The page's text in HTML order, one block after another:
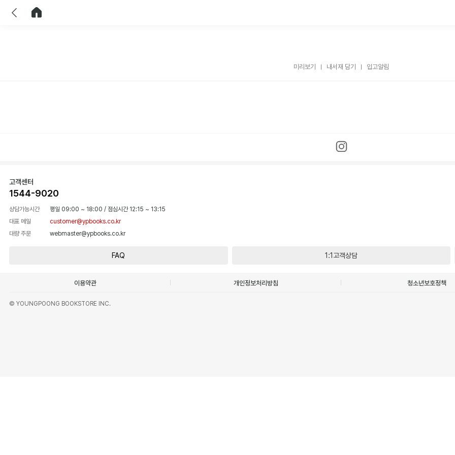
미리보기 내서재 담기 입고알림
고객센터
1544-9020
상담가능시간 평일 09:00 ~ 18:00 / 점심시간 12:15 ~ 13:15
대표 메일
customer@ypbooks.co.kr
대량 주문
webmaster@ypbooks.co.kr
FAQ 1:1고객상담
이용약관 개인정보처리방침 청소년보호정책
© YOUNGPOONG BOOKSTORE INC.